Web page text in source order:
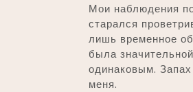
Мои наблюдения
старался
лишь временное
была
одинаковым.
меня.